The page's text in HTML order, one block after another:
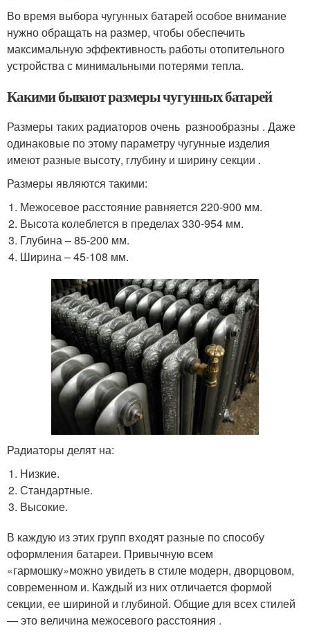
Во время выбора чугунных батарей особое внимание
нужно обращать на размер, чтобы обеспечить
максимальную эффективность работы отопительного
устройства с минимальными потерями тепла.
Какими бывают размеры чугунных батарей
Размеры таких радиаторов очень разнообразны . Даже
одинаковые по этому параметру чугунные изделия
имеют разные высоту, глубину и ширину секции .
Размеры являются такими:
Межосевое расстояние равняется 220-900 мм.
Высота колеблется в пределах 330-954 мм.
Глубина – 85-200 мм.
Ширина – 45-108 мм.
Радиаторы делят на:
Низкие.
Стандартные.
Высокие.
В каждую из этих групп входят разные по способу
оформления батареи. Привычную всем
«гармошку»можно увидеть в стиле модерн, дворцовом,
современном и. Каждый из них отличается формой
секции, ее шириной и глубиной. Общие для всех стилей
— это величина межосевого расстояния .